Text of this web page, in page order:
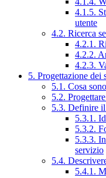
4.1.5.
utente
4.2. Ricerca
4.2.1.
4.2.2.
4.2.3.
5. Progettazione dei
5.1. Cosa
5.2.
5.3. Definire
5.3.1.
5.3.2.
5.3.3.
servizio
5.4.
5.4.1.